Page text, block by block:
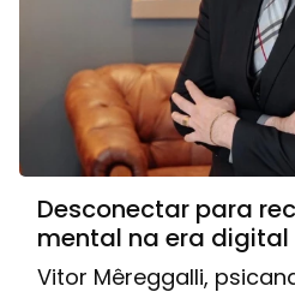
Desconectar para
mental na era digital
Vitor Mêreggalli,